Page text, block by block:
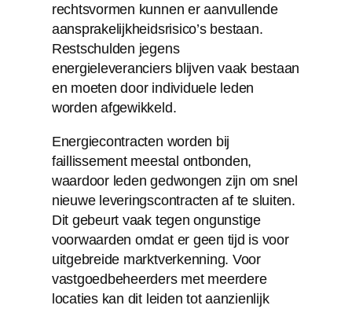
rechtsvormen kunnen er aanvullende
aansprakelijkheidsrisico’s bestaan.
Restschulden jegens
energieleveranciers blijven vaak bestaan
en moeten door individuele leden
worden afgewikkeld.
Energiecontracten worden bij
faillissement meestal ontbonden,
waardoor leden gedwongen zijn om snel
nieuwe leveringscontracten af te sluiten.
Dit gebeurt vaak tegen ongunstige
voorwaarden omdat er geen tijd is voor
uitgebreide marktverkenning. Voor
vastgoedbeheerders met meerdere
locaties kan dit leiden tot aanzienlijk